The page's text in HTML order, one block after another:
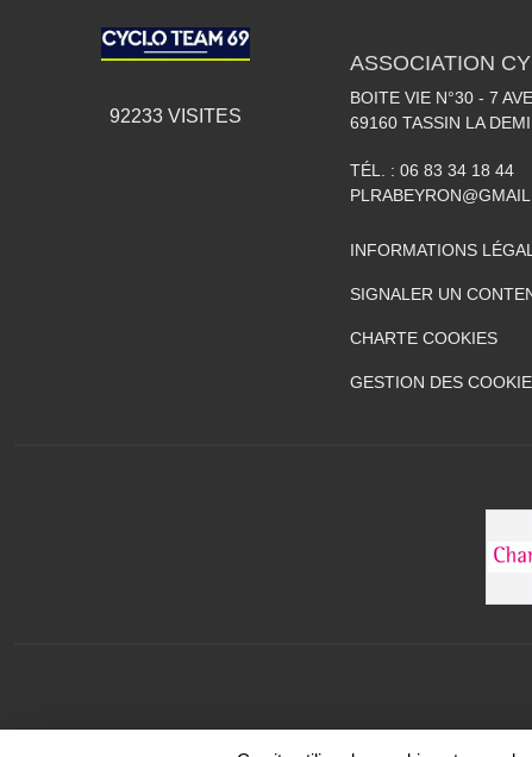
92233VISITES
ASSOCIATION
BOITE VIE N°30 - 7
69160 TASSIN LA
TÉL. : 06 83 34 18 44
INFORMATIONS
SIGNALER UN
CHARTE COOKIES
GESTION DES